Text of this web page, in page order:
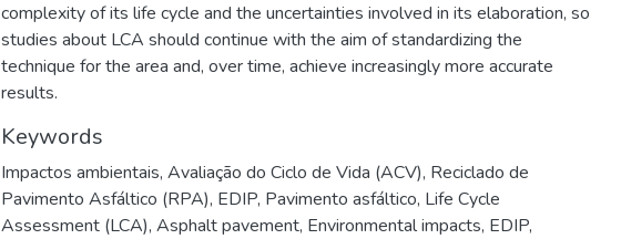
complexity of its life cycle and the uncertainties involved in its elaboration, so
studies about LCA should continue with the aim of standardizing the
technique for the area and, over time, achieve increasingly more accurate
results.
Keywords
Impactos ambientais, Avaliação do Ciclo de Vida (ACV), Reciclado de
Pavimento Asfáltico (RPA), EDIP, Pavimento asfáltico, Life Cycle
Assessment (LCA), Asphalt pavement, Environmental impacts, EDIP,